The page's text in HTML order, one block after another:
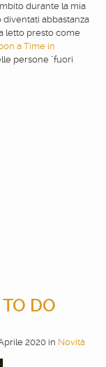
durante la mia
abbastanza
letto presto come
a Time in
persone "fuori
DO
2020 in Novità